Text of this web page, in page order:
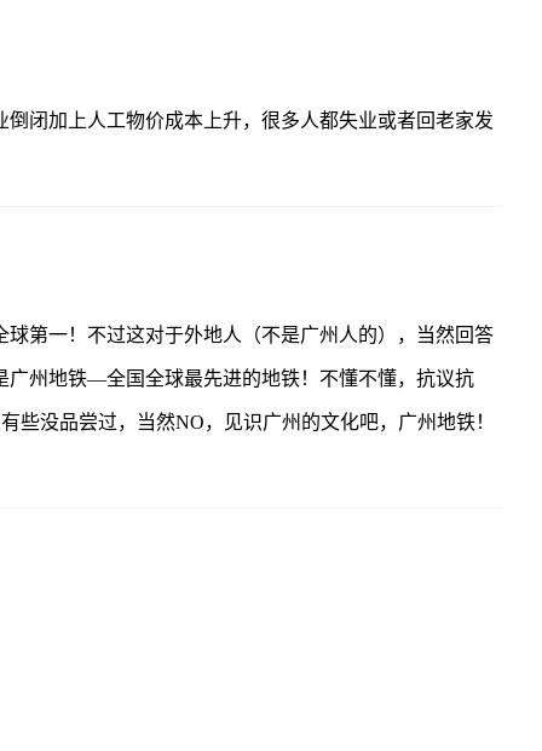
闭加上人工物价成本上升，很多人都失业或者回老家发
第一！不过这对于外地人（不是广州人的），当然回答
广州地铁—全国全球最先进的地铁！不懂不懂，抗议抗
没品尝过，当然NO，见识广州的文化吧，广州地铁！